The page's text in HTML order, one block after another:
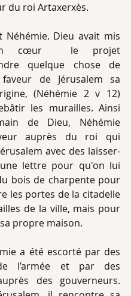
du roi Artaxerxès.
Néhémie. Dieu avait mis
cœur  le projet
quelque chose de
de Jérusalem sa
(Néhémie 2 v 12)
les murailles. Ainsi
de Dieu, Néhémie
auprès du roi qui
avec des laisser-
lettre pour qu'on lui
bois de charpente pour
les portes de la citadelle
de la ville, mais pour
propre maison.
a été escorté par des
l’armée et par des
des gouverneurs.